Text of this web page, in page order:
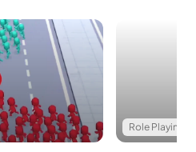
Role Playing